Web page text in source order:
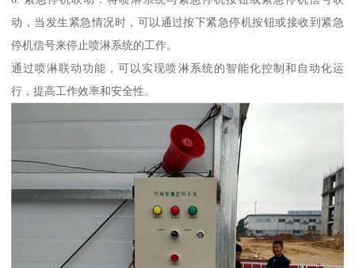
动，当发生紧急情况时，可以通过按下紧急停机按钮或接收到紧急
停机信号来停止喷淋系统的工作。
通过喷淋联动功能，可以实现喷淋系统的智能化控制和自动化运
行，提高工作效率和安全性。